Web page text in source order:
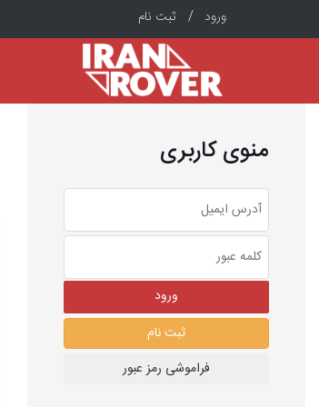
ورود / ثبت نام
منوی کاربری